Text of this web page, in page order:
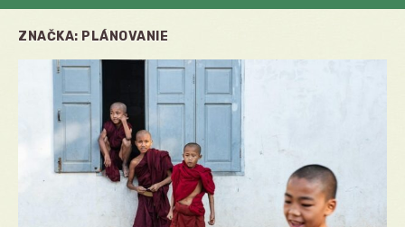
ZNAČKA: PLÁNOVANIE